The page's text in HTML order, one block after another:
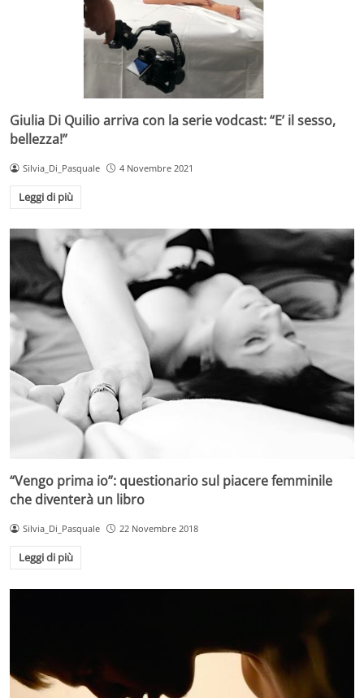
Giulia Di Quilio arriva con la serie vodcast: “E’ il sesso,
bellezza!”
Silvia_Di_Pasquale 4 Novembre 2021
Leggi di più
“Vengo prima io”: questionario sul piacere femminile
che diventerà un libro
Silvia_Di_Pasquale 22 Novembre 2018
Leggi di più